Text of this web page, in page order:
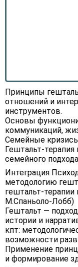
Принципы
отношений и
инструментов.
Основы
коммуникаций,
Семейные
Гештальт-
семейного
Интеграция
методологию
гештальт-
М.Спаньоло-Лобб)
Гештальт —
истории и
кпт:
возможности
Применение
и формирование